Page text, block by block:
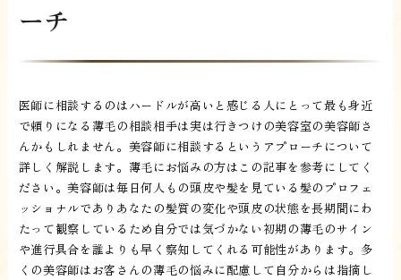
ーチ
医師に相談するのはハードルが高いと感じる人にとって最も身近
で頼りになる薄毛の相談相手は実は行きつけの美容室の美容師さ
んかもしれません。美容師に相談するというアプローチについて
詳しく解説します。薄毛にお悩みの方はこの記事を参考にしてく
ださい。美容師は毎日何人もの頭皮や髪を見ている髪のプロフェ
ッショナルでありあなたの髪質の変化や頭皮の状態を長期間にわ
たって観察しているため自分では気づかない初期の薄毛のサイン
や進行具合を誰よりも早く察知してくれる可能性があります。多
くの美容師はお客さんの薄毛の悩みに配慮して自分からは指摘し